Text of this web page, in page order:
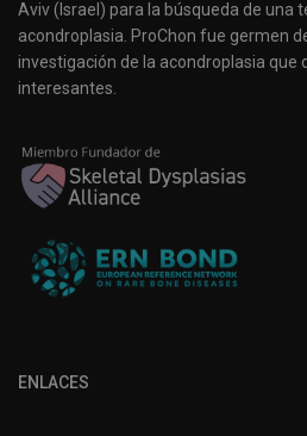
Aviv (Israel) para la búsqueda de una
acondroplasia. ProChon fue germen
investigación de la acondroplasia que
interesantes.
ENLACES